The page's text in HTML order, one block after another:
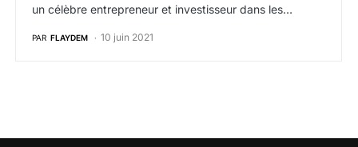
un célèbre entrepreneur et investisseur dans les…
PAR FLAYDEM 10 juin 2021